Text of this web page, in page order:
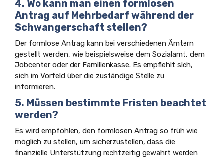
4. Wo kann man einen formlosen
Antrag auf Mehrbedarf während der
Schwangerschaft stellen?
Der formlose Antrag kann bei verschiedenen Ämtern
gestellt werden, wie beispielsweise dem Sozialamt, dem
Jobcenter oder der Familienkasse. Es empfiehlt sich,
sich im Vorfeld über die zuständige Stelle zu
informieren.
5. Müssen bestimmte Fristen beachtet
werden?
Es wird empfohlen, den formlosen Antrag so früh wie
möglich zu stellen, um sicherzustellen, dass die
finanzielle Unterstützung rechtzeitig gewährt werden